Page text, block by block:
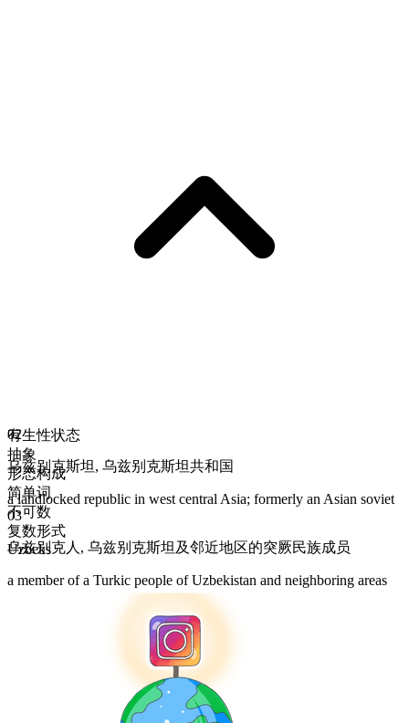
有生性状态
抽象
形态构成
简单词
不可数
复数形式
Uzbeks
02
乌兹别克斯坦 , 乌兹别克斯坦共和国
a landlocked republic in west central Asia; formerly an Asian soviet
03
乌兹别克人 , 乌兹别克斯坦及邻近地区的突厥民族成员
a member of a Turkic people of Uzbekistan and neighboring areas